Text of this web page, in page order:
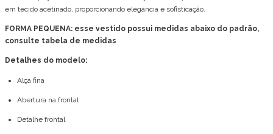
em tecido acetinado, proporcionando elegância e sofisticação.
FORMA PEQUENA: esse vestido possui medidas abaixo do padrão,
consulte tabela de medidas
Detalhes do modelo:
Alça fina
Abertura na frontal
Detalhe frontal